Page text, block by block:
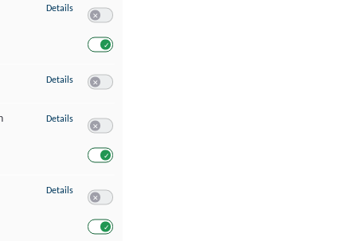
Details zu Messung der Werbeleistung
Details zu Messung der Performance von Inhalten
Details zu Analyse von Zielgruppen durch Statistiken oder Kombinationen von
Details zu Entwicklung und Verbesserung der Angebote